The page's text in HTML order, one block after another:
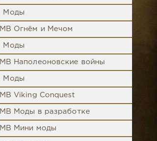
Моды
MB Огнём и Мечом
Моды
MB Наполеоновские войны
Моды
MB Viking Conquest
MB Моды в разработке
MB Мини моды